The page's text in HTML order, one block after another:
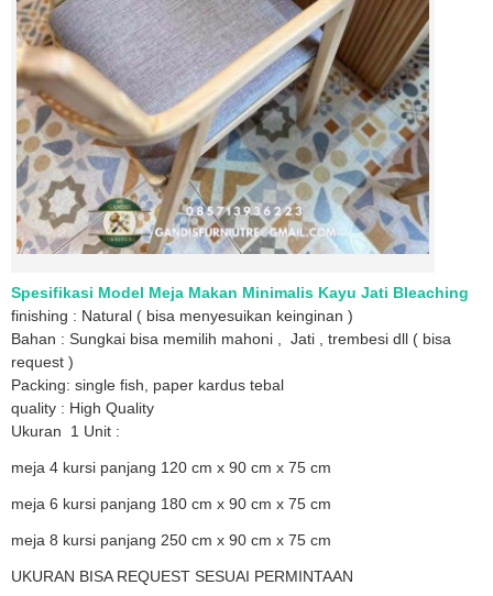
Spesifikasi Model Meja Makan Minimalis Kayu Jati Bleaching
finishing : Natural ( bisa menyesuikan keinginan )
Bahan : Sungkai bisa memilih mahoni , Jati , trembesi dll ( bisa
request )
Packing: single fish, paper kardus tebal
quality : High Quality
Ukuran 1 Unit :
meja 4 kursi panjang 120 cm x 90 cm x 75 cm
meja 6 kursi panjang 180 cm x 90 cm x 75 cm
meja 8 kursi panjang 250 cm x 90 cm x 75 cm
UKURAN BISA REQUEST SESUAI PERMINTAAN